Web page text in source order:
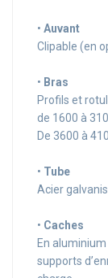
• Auvant
Clipable (en
• Bras
Profils et
de 1600 à
De 3600 à
• Tube
Acier
• Caches
En
supports